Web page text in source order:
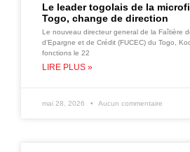
Le leader togolais de la
Togo, change de direction
Le nouveau directeur general de la Faîtière
d’Epargne et de Crédit (FUCEC) du Togo,
fonctions le 22
LIRE PLUS »
mai 28, 2026 Aucun commentaire